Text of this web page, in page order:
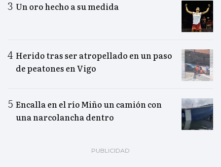
Un oro hecho a su medida
Herido tras ser atropellado en un paso
de peatones en Vigo
Encalla en el río Miño un camión con
una narcolancha dentro